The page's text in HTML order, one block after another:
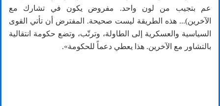
عم بتجيب من لون واحد. مفروض يكون في تشارك مع
الآخرين)... هذه الطريقة ليست صحيحة. المفترض أن تأتي القوى
السياسية والعسكرية إلى الطاولة، وترتّب، وتضع حكومة انتقالية
بالتشاور مع الآخرين. هذا يعطي دعماً للحكومة».